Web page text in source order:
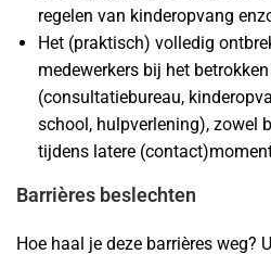
regelen van kinderopvang
Het (praktisch) volledig
medewerkers bij het
(consultatiebureau,
school, hulpverlening), zowel
tijdens latere
Barrières beslechten
Hoe haal je deze barrières weg?